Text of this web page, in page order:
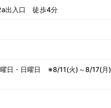
出入口 徒歩4分
日・日曜日 ※8/11(火)～8/17(月)